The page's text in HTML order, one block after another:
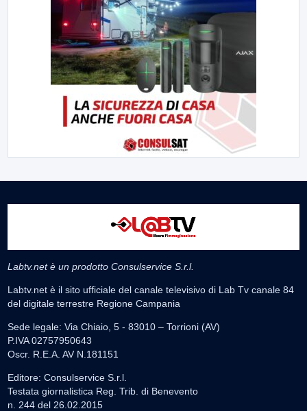
Labtv.net è un prodotto Consulservice S.r.l.
Labtv.net è il sito ufficiale del canale televisivo di Lab Tv canale 84
del digitale terrestre Regione Campania
Sede legale: Via Chiaio, 5 - 83010 – Torrioni (AV)
P.IVA 02757950643
Oscr. R.E.A. AV N.181151
Editore: Consulservice S.r.l.
Testata giornalistica Reg. Trib. di Benevento
n. 244 del 26.02.2015